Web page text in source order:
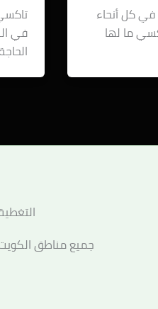
كل أنحاء
ما لها
في
جميع مناطق